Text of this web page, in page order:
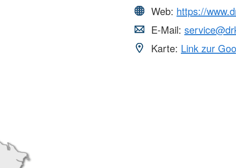
Web: https://
E-Mail:
Karte: Link zur